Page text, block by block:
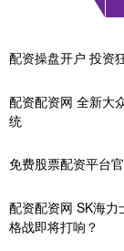
配资操盘开户 投资
配资配资网 全新大
统
免费股票配资平台
配资配资网 SK海
格战即将打响？